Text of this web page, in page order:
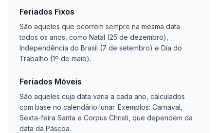
Feriados Fixos
São aqueles que ocorrem sempre na mesma data
todos os anos, como Natal (25 de dezembro),
Independência do Brasil (7 de setembro) e Dia do
Trabalho (1º de maio).
Feriados Móveis
São aqueles cuja data varia a cada ano, calculados
com base no calendário lunar. Exemplos: Carnaval,
Sexta-feira Santa e Corpus Christi, que dependem da
data da Páscoa.